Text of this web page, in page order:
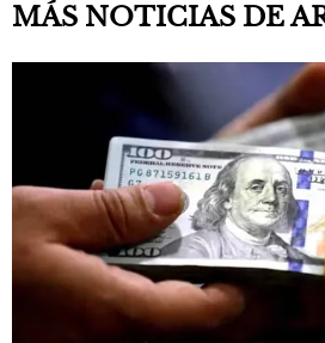
MÁS NOTICIAS DE